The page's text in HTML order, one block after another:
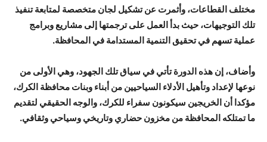
مختلف القطاعات، وأثمرت عن تشكيل لجان متخصصة لمتابعة تنفيذ
تلك التوجيهات، حيث بدأ العمل على ترجمتها إلى مشاريع وبرامج
عملية تسهم في تحقيق التنمية المستدامة في المحافظة.
وأضاف، إن هذه الدورة تأتي في سياق تلك الجهود، وهي الأولى من
نوعها لإعداد وتأهيل الأدلاء السياحيين من أبناء وبنات محافظة الكرك،
مؤكدا أن الخريجين سيكونون سفراء للكرك، والوجه الحقيقي لتقديم
ما تمتلكه المحافظة من مخزون حضاري وتاريخي وسياحي وثقافي.